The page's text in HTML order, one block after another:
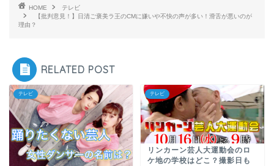
HOME
テレビ
【批判意見！】日清ご褒美ラ王のCMに嫌いや不快の声が多い！滑舌が悪いのが
理由？
RELATED POST
テレビ テレビ
リンカーン芸人大運動会のロ
ケ地の学校はどこ？撮影日も